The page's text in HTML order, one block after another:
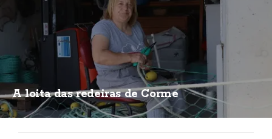
A loita das redeiras de Corme